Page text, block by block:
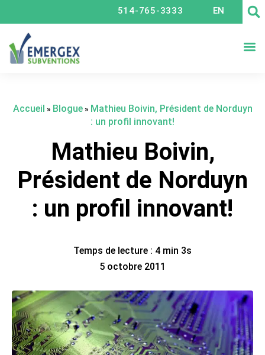
514-765-3333 EN
Accueil » Blogue» Mathieu Boivin, Président de Norduyn
: un profil innovant!
Mathieu Boivin,
Président de Norduyn
: un profil innovant!
Temps de lecture : 4 min 3s
5 octobre 2011